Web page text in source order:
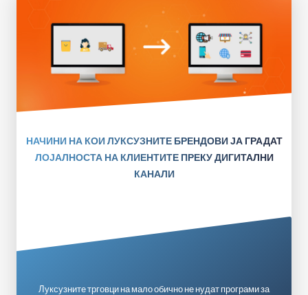
НАЧИНИ НА КОИ ЛУКСУЗНИТЕ БРЕНДОВИ ЈА ГРАДАТ
ЛОЈАЛНОСТА НА КЛИЕНТИТЕ ПРЕКУ ДИГИТАЛНИ
КАНАЛИ
Луксузните трговци на мало обично не нудат програми за